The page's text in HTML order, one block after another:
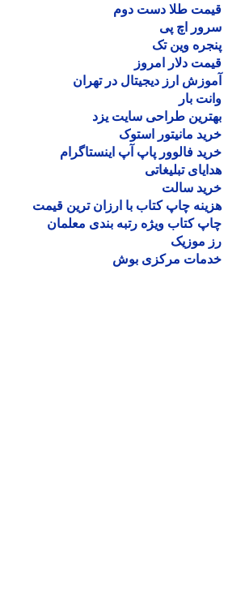
طلا دست دوم
اچ پی
وین تک
دلار امروز
ارز دیجیتال در تهران
بار
طراحی سایت یزد
مانیتور استوک
فالوور پاپ آپ اینستاگرام
تبلیغاتی
سالت
چاپ کتاب با ارزان ترین قیمت
کتاب ویژه رتبه بندی معلمان
موزیک
مرکزی بوش